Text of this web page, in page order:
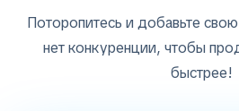
Поторопитесь и добавьте
нет конкуренции, чтобы
быстрее!